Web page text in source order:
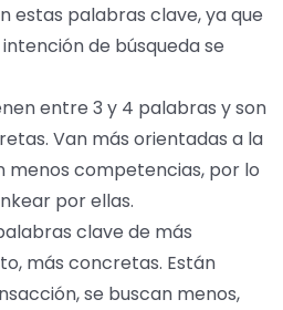
estas palabras clave, ya que
de búsqueda se
entre 3 y 4 palabras y son
Van más orientadas a la
menos competencias, por lo
por ellas.
clave de más
más concretas. Están
se buscan menos,